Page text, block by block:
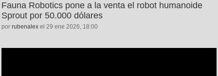
Fauna Robotics pone a la venta el robot humanoide
Sprout por 50.000 dólares
por rubenalex el 29 ene 2026, 18:00